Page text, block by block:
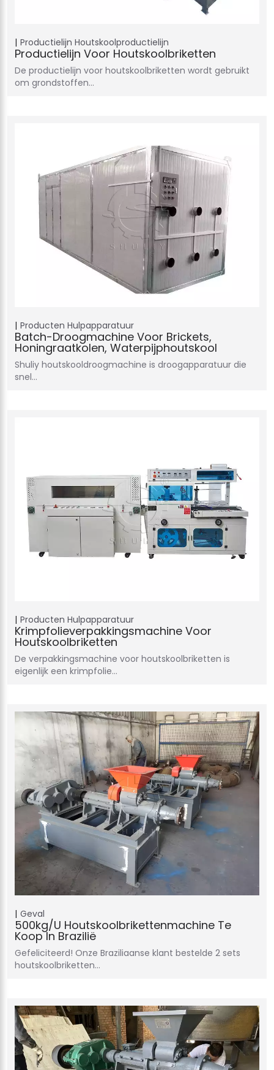
Productielijn Houtskoolproductielijn
Productielijn Voor Houtskoolbriketten
De productielijn voor houtskoolbriketten wordt gebruikt
om grondstoffen…
Producten Hulpapparatuur
Batch-Droogmachine Voor Brickets,
Honingraatkolen, Waterpijphoutskool
Shuliy houtskooldroogmachine is droogapparatuur die
snel…
Producten Hulpapparatuur
Krimpfolieverpakkingsmachine Voor
Houtskoolbriketten
De verpakkingsmachine voor houtskoolbriketten is
eigenlijk een krimpfolie…
Geval
500kg/u Houtskoolbrikettenmachine Te
Koop In Brazilië
Gefeliciteerd! Onze Braziliaanse klant bestelde 2 sets
houtskoolbriketten…